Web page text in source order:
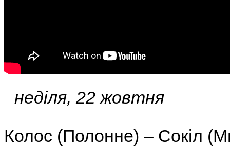
неділя, 22 жовтня
Колос (Полонне) – Сокіл